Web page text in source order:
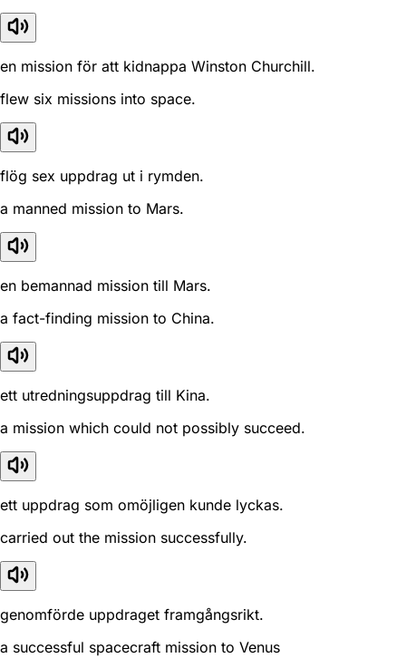
en mission för att kidnappa Winston Churchill.
flew six missions into space.
flög sex uppdrag ut i rymden.
a manned mission to Mars.
en bemannad mission till Mars.
a fact-finding mission to China.
ett utredningsuppdrag till Kina.
a mission which could not possibly succeed.
ett uppdrag som omöjligen kunde lyckas.
carried out the mission successfully.
genomförde uppdraget framgångsrikt.
a successful spacecraft mission to Venus